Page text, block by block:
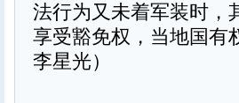
法行为又未着军装时，
享受豁免权，当地国有
李星光）